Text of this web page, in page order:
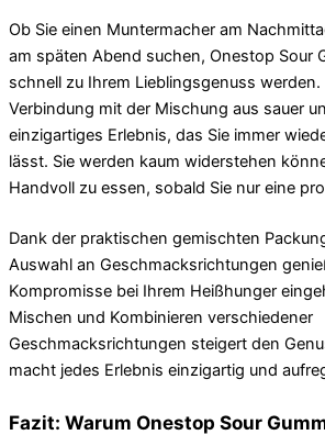
Ob Sie einen Muntermacher am
am späten Abend suchen, Onestop Sour
schnell zu Ihrem Lieblingsgenuss werden.
Verbindung mit der Mischung aus sauer
einzigartiges Erlebnis, das Sie immer
lässt. Sie werden kaum widerstehen
Handvoll zu essen, sobald Sie nur eine
Dank der praktischen gemischten
Auswahl an Geschmacksrichtungen
Kompromisse bei Ihrem Heißhunger
Mischen und Kombinieren verschiedener
Geschmacksrichtungen steigert den
macht jedes Erlebnis einzigartig und
Fazit: Warum Onestop Sour